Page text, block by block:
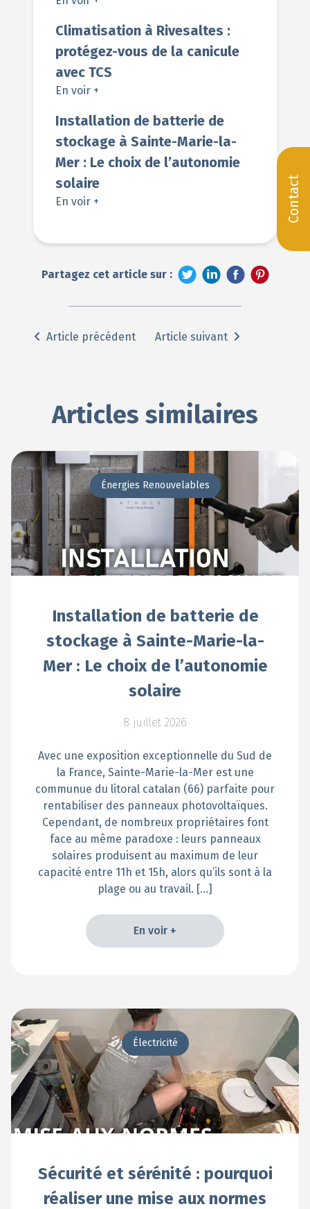
Contact
Climatisation à Rivesaltes :
protégez-vous de la canicule
avec TCS
En voir +
Installation de batterie de
stockage à Sainte-Marie-la-
Mer : Le choix de l’autonomie
solaire
En voir +
Partagez cet article sur :
Article précédent Article suivant
Articles similaires
Énergies Renouvelables
Installation de batterie de
stockage à Sainte-Marie-la-
Mer : Le choix de l’autonomie
solaire
8 juillet 2026
Avec une exposition exceptionnelle du Sud de
la France, Sainte-Marie-la-Mer est une
communue du litoral catalan (66) parfaite pour
rentabiliser des panneaux photovoltaïques.
Cependant, de nombreux propriétaires font
face au même paradoxe : leurs panneaux
solaires produisent au maximum de leur
capacité entre 11h et 15h, alors qu’ils sont à la
plage ou au travail. […]
En voir +
Électricité
Sécurité et sérénité : pourquoi
réaliser une mise aux normes